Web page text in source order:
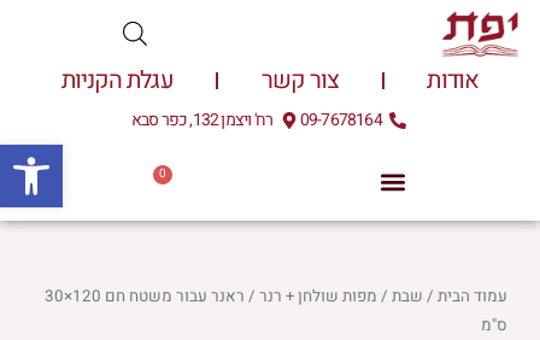
דילוג
לתוכן
אודות צור קשר עגלת הקניות
09-7678164 רח' ויצמן 132, כפר סבא
0
עגלת
עמוד הבית/ שבת/ מפות שולחן + רנר
/ ראנר עבור משטח חם 120×30
ס"מ